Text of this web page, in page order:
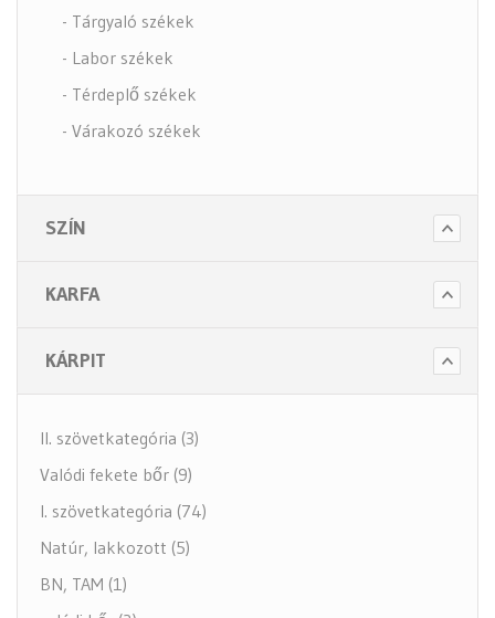
- Tárgyaló székek
- Labor székek
- Térdeplő székek
- Várakozó székek
- Nagy teherbírású székek
Higiénia (14 alkategória)
SZÍN
KARFA
KÁRPIT
II. szövetkategória (3)
Valódi fekete bőr (9)
I. szövetkategória (74)
Natúr, lakkozott (5)
BN, TAM (1)